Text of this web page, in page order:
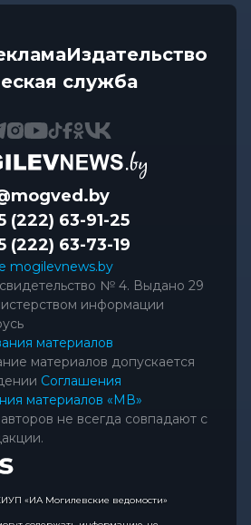
Издательство
служба
(222) 63-91-25
(222) 63-73-19
mogilevnews.by
№ 4. Выдано 29
информации
материалов
материалов допускается
Соглашения
материалов «МВ»
не всегда совпадают с
«ИА Могилевские ведомости»